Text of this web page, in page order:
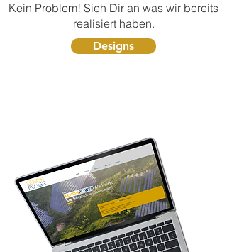
Kein Problem! Sieh Dir an was wir bereits
realisiert haben.
Designs